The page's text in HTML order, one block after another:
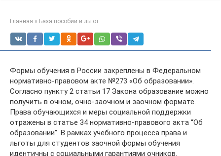
Главная » База пособий и льгот
Формы обучения в России закреплены в Федеральном
нормативно-правовом акте №273 «Об образовании».
Согласно пункту 2 статьи 17 Закона образование можно
получить в очном, очно-заочном и заочном формате.
Права обучающихся и меры социальной поддержки
отражены в статье 34 нормативно-правового акта “Об
образовании”. В рамках учебного процесса права и
льготы для студентов заочной формы обучения
идентичны с социальными гарантиями очников.